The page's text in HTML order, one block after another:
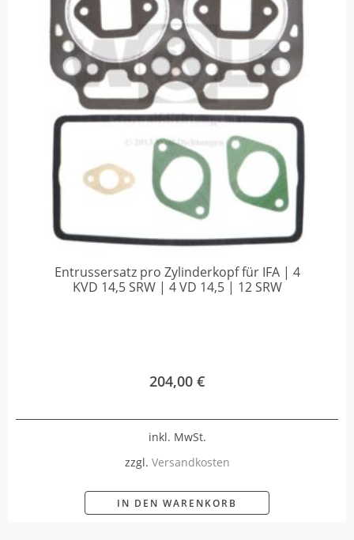
Entrussersatz pro Zylinderkopf für IFA | 4
KVD 14,5 SRW | 4 VD 14,5 | 12 SRW
204,00 €
inkl. MwSt.
zzgl. Versandkosten
IN DEN WARENKORB